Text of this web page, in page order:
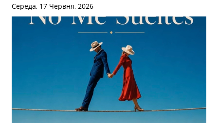
Середа, 17 Червня, 2026